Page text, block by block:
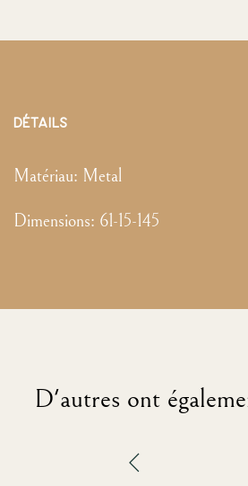
DÉTAILS
Matériau: Metal
Dimensions: 61-15-145
D'autres ont